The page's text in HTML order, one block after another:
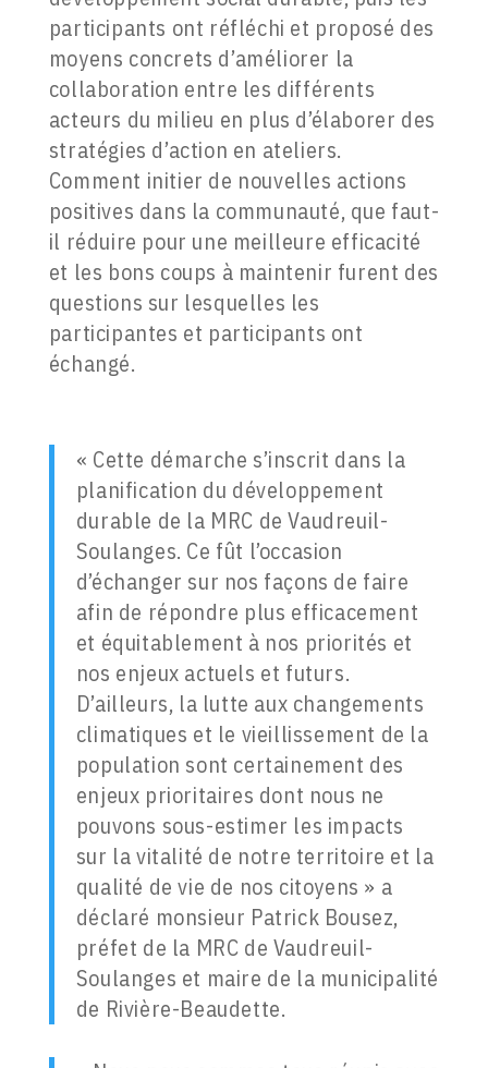
participants ont réfléchi et proposé des
moyens concrets d’améliorer la
collaboration entre les différents
acteurs du milieu en plus d’élaborer des
stratégies d’action en ateliers.
Comment initier de nouvelles actions
positives dans la communauté, que faut-
il réduire pour une meilleure efficacité
et les bons coups à maintenir furent des
questions sur lesquelles les
participantes et participants ont
échangé.
« Cette démarche s’inscrit dans la
planification du développement
durable de la MRC de Vaudreuil-
Soulanges. Ce fût l’occasion
d’échanger sur nos façons de faire
afin de répondre plus efficacement
et équitablement à nos priorités et
nos enjeux actuels et futurs.
D’ailleurs, la lutte aux changements
climatiques et le vieillissement de la
population sont certainement des
enjeux prioritaires dont nous ne
pouvons sous-estimer les impacts
sur la vitalité de notre territoire et la
qualité de vie de nos citoyens » a
déclaré monsieur Patrick Bousez,
préfet de la MRC de Vaudreuil-
Soulanges et maire de la municipalité
de Rivière-Beaudette.